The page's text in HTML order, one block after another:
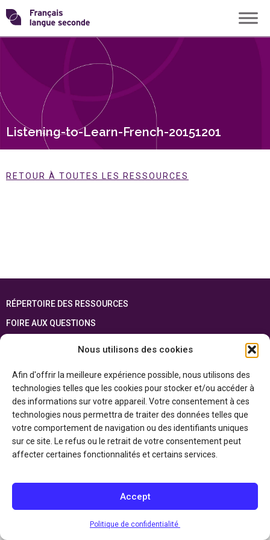
Nous utilisons des cookies
Afin d'offrir la meilleure expérience possible, nous utilisons des
technologies telles que les cookies pour stocker et/ou accéder à
des informations sur votre appareil. Votre consentement à ces
technologies nous permettra de traiter des données telles que
votre comportement de navigation ou des identifiants uniques
sur ce site. Le refus ou le retrait de votre consentement peut
affecter certaines fonctionnalités et certains services.
Accept
Politique de confidentialité
Skip
to
content
Transformons
langue
Listening-to-Learn-French-20151201
RETOUR À TOUTES LES RESSOURCES
RÉPERTOIRE DES RESSOURCES
FOIRE AUX QUESTIONS
Cette ressource est réalisée grâce au soutien financier du gouvernement de
l’Ontario et du gouvernement du Canada par l’entremise du ministère du
Patrimoine canadien
Politique de confidentialité